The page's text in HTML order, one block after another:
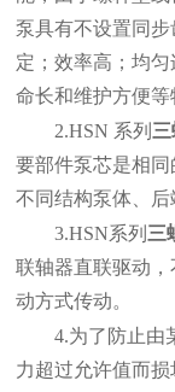
泵具有不设置同
定；效率高；均
命长和维护方便等
2.HSN 系列
要部件泵芯是相
不同结构泵体、后
3.HSN系列三
联轴器直联驱动
动方式传动。
4.为了防止由
力超过允许值而